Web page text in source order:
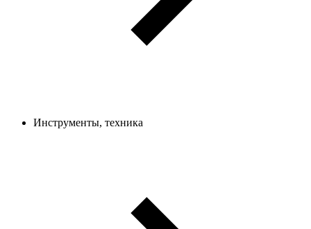
Инструменты, техника